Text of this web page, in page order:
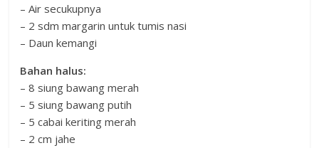
– Air secukupnya
– 2 sdm margarin untuk tumis nasi
– Daun kemangi
Bahan halus:
– 8 siung bawang merah
– 5 siung bawang putih
– 5 cabai keriting merah
– 2 cm jahe